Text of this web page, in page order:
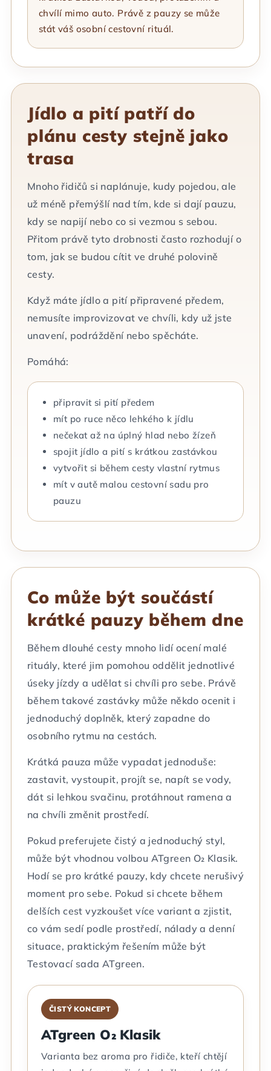
chvílí mimo auto. Právě z pauzy se může
stát váš osobní cestovní rituál.
Jídlo a pití patří do
plánu cesty stejně jako
trasa
Mnoho řidičů si naplánuje, kudy pojedou, ale
už méně přemýšlí nad tím, kde si dají pauzu,
kdy se napijí nebo co si vezmou s sebou.
Přitom právě tyto drobnosti často rozhodují o
tom, jak se budou cítit ve druhé polovině
cesty.
Když máte jídlo a pití připravené předem,
nemusíte improvizovat ve chvíli, kdy už jste
unavení, podráždění nebo spěcháte.
Pomáhá:
připravit si pití předem
mít po ruce něco lehkého k jídlu
nečekat až na úplný hlad nebo žízeň
spojit jídlo a pití s krátkou zastávkou
vytvořit si během cesty vlastní rytmus
mít v autě malou cestovní sadu pro
pauzu
Co může být součástí
krátké pauzy během dne
Během dlouhé cesty mnoho lidí ocení malé
rituály, které jim pomohou oddělit jednotlivé
úseky jízdy a udělat si chvíli pro sebe. Právě
během takové zastávky může někdo ocenit i
jednoduchý doplněk, který zapadne do
osobního rytmu na cestách.
Krátká pauza může vypadat jednoduše:
zastavit, vystoupit, projít se, napít se vody,
dát si lehkou svačinu, protáhnout ramena a
na chvíli změnit prostředí.
Pokud preferujete čistý a jednoduchý styl,
může být vhodnou volbou ATgreen O₂ Klasik.
Hodí se pro krátké pauzy, kdy chcete nerušivý
moment pro sebe. Pokud si chcete během
delších cest vyzkoušet více variant a zjistit,
co vám sedí podle prostředí, nálady a denní
situace, praktickým řešením může být
Testovací sada ATgreen.
ČISTÝ KONCEPT
ATgreen O₂ Klasik
Varianta bez aroma pro řidiče, kteří chtějí